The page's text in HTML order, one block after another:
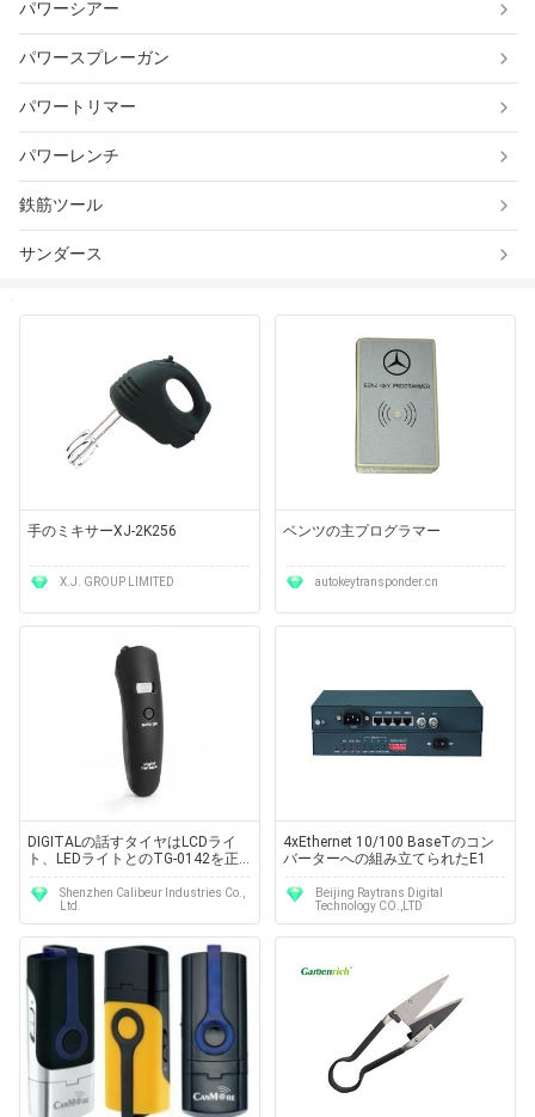
パワーシアー
パワースプレーガン
パワートリマー
パワーレンチ
鉄筋ツール
サンダース
手のミキサーXJ-2K256
X.J. GROUP LIMITED
ベンツの主プログラマー
autokeytransponder.cn
DIGITALの話すタイヤはLCDライ
ト、LEDライトとのTG-0142を正
確に測ります
Shenzhen Calibeur Industries Co.,
Ltd.
4xEthernet 10/100 BaseTのコン
バーターへの組み立てられたE1
Beijing Raytrans Digital
Technology CO.,LTD